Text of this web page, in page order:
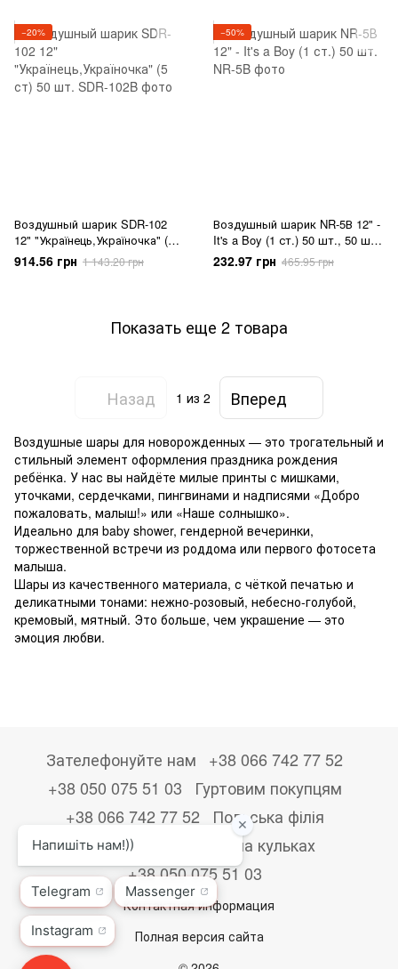
−20%
Воздушный шарик SDR-102
12" "Українець,Україночка" (5
ст) 50 шт., 100 шт., 12"/30см.,
Голубой, Розовый, Круглый,
914.56 грн 1 143.20 грн
−50%
Воздушный шарик NR-5В 12" -
It's a Boy (1 ст.) 50 шт., 50 шт.,
12"/30см.
232.97 грн 465.95 грн
Показать еще 2 товара
Назад 1 из 2 Вперед
Воздушные шары для новорожденных — это трогательный и
стильный элемент оформления праздника рождения
ребёнка. У нас вы найдёте милые принты с мишками,
уточками, сердечками, пингвинами и надписями «Добро
пожаловать, малыш!» или «Наше солнышко».
Идеально для baby shower, гендерной вечеринки,
торжественной встречи из роддома или первого фотосета
малыша.
Шары из качественного материала, с чёткой печатью и
деликатными тонами: нежно-розовый, небесно-голубой,
кремовый, мятный. Это больше, чем украшение — это
эмоция любви.
Зателефонуйте нам
+38 066 742 77 52
+38 050 075 51 03
Гуртовим покупцям
+38 066 742 77 52
Польська філія
+48533867723
Друк на кульках
+38 050 075 51 03
Контактная информация
Полная версия сайта